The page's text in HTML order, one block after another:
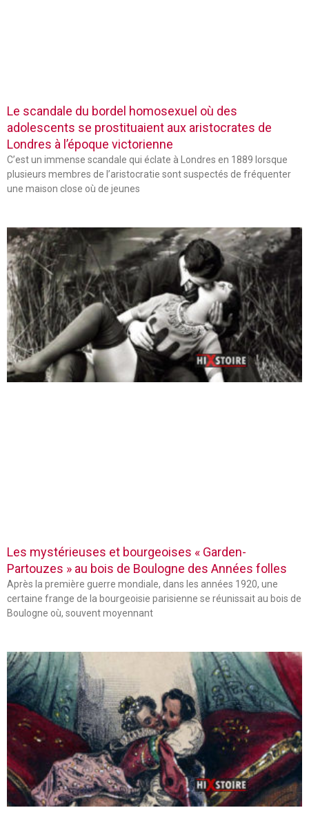
Le scandale du bordel homosexuel où des
adolescents se prostituaient aux aristocrates de
Londres à l’époque victorienne
C’est un immense scandale qui éclate à Londres en 1889 lorsque
plusieurs membres de l’aristocratie sont suspectés de fréquenter
une maison close où de jeunes
Les mystérieuses et bourgeoises « Garden-
Partouzes » au bois de Boulogne des Années folles
Après la première guerre mondiale, dans les années 1920, une
certaine frange de la bourgeoisie parisienne se réunissait au bois de
Boulogne où, souvent moyennant